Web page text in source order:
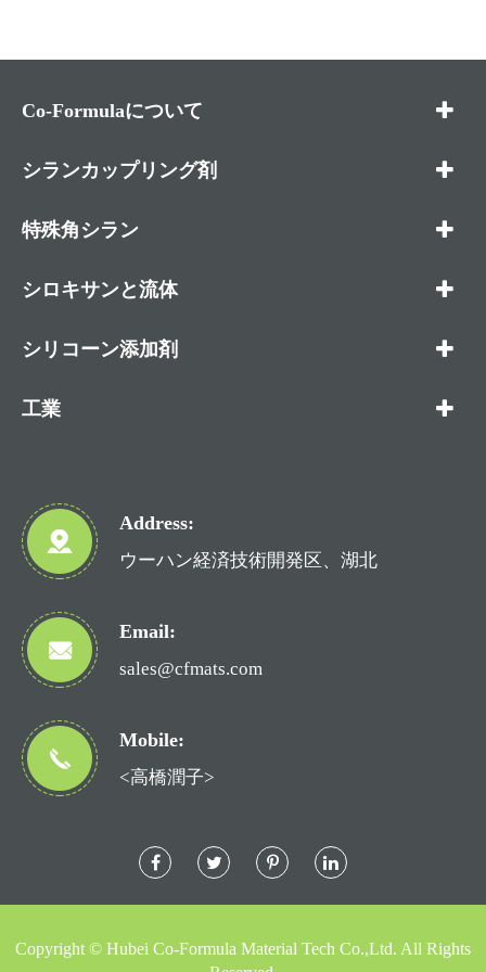
Co-Formulaについて
シランカップリング剤
特殊角シラン
シロキサンと流体
シリコーン添加剤
工業
Address:
ウーハン経済技術開発区、湖北
Email:
sales@cfmats.com
Mobile:
<高橋潤子>
Copyright © Hubei Co-Formula Material Tech Co.,Ltd. All Rights